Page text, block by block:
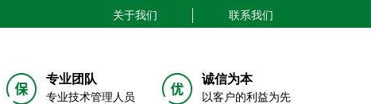
关于我们 联系我们
专业团队
专业技术管理人员
诚信为本
以客户的利益为先